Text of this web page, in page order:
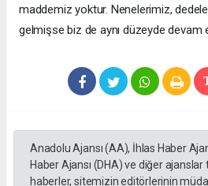
maddemiz yoktur. Nenelerimiz,
gelmişse biz de aynı düzeyde devam
Anadolu Ajansı (AA), İhlas Haber
Haber Ajansı (DHA) ve diğer
haberler, sitemizin editörlerinin